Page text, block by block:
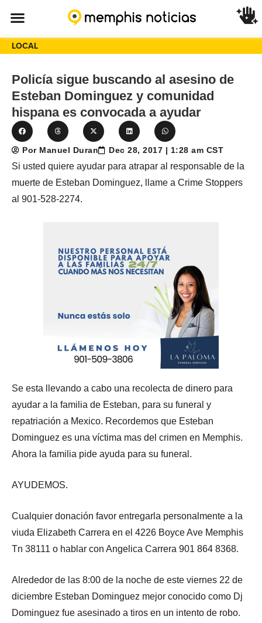
LOCAL
Policía sigue buscando al asesino de
Esteban Dominguez y comunidad
hispana es convocada a ayudar
Por Manuel Duran Dec 28, 2017 | 1:28 am CST
Si usted quiere ayudar para atrapar al responsable de la
muerte de Esteban Dominguez, llame a Crime Stoppers
al 901-528-2274.
Se esta llevando a cabo una recolecta de dinero para
ayudar a la familia de Esteban, para su funeral y
repatriación a Mexico. Recordemos que Esteban
Dominguez es una víctima mas del crimen en Memphis.
Ahora la familia pide ayuda para su funeral.
AYUDEMOS.
Cualquier donación favor entregarla personalmente a la
viuda Elizabeth Carrera en el 4226 Boyce Ave Memphis
Tn 38111 o hablar con Angelica Carrera 901 864 8368.
Alrededor de las 8:00 de la noche de este viernes 22 de
diciembre Esteban Dominguez mejor conocido como Dj
Dominguez fue asesinado a tiros en un intento de robo.